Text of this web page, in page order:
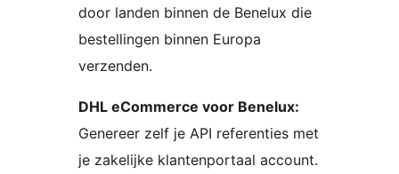
door landen binnen de Benelux die
bestellingen binnen Europa
verzenden.
DHL eCommerce voor Benelux:
Genereer zelf je API referenties met
je zakelijke klantenportaal account.